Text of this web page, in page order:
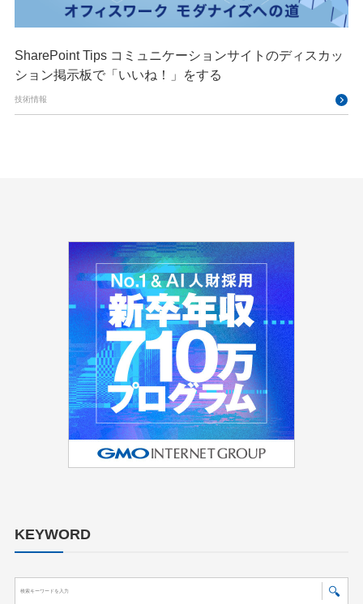
SharePoint Tips コミュニケーションサイトのディスカッ
ション掲示板で「いいね！」をする
技術情報
KEYWORD